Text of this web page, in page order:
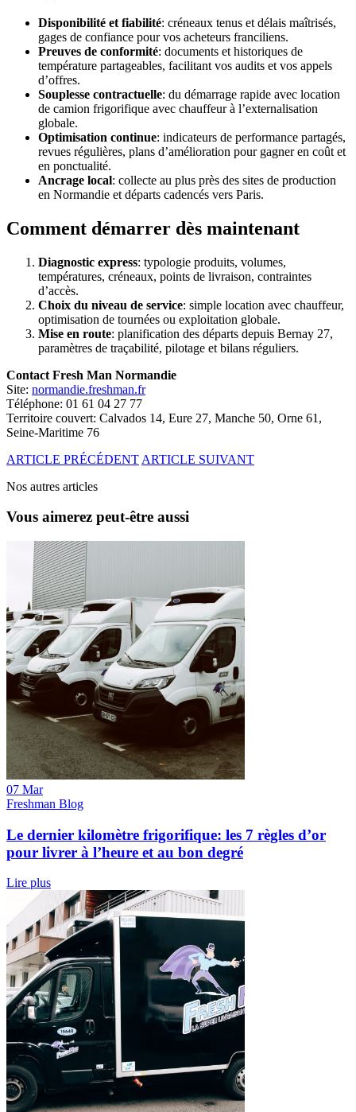
Disponibilité et fiabilité: créneaux tenus et délais maîtrisés,
gages de confiance pour vos acheteurs franciliens.
Preuves de conformité: documents et historiques de
température partageables, facilitant vos audits et vos appels
d’offres.
Souplesse contractuelle: du démarrage rapide avec location
de camion frigorifique avec chauffeur à l’externalisation
globale.
Optimisation continue: indicateurs de performance partagés,
revues régulières, plans d’amélioration pour gagner en coût et
en ponctualité.
Ancrage local: collecte au plus près des sites de production
en Normandie et départs cadencés vers Paris.
Comment démarrer dès maintenant
Diagnostic express: typologie produits, volumes,
températures, créneaux, points de livraison, contraintes
d’accès.
Choix du niveau de service: simple location avec chauffeur,
optimisation de tournées ou exploitation globale.
Mise en route: planification des départs depuis Bernay 27,
paramètres de traçabilité, pilotage et bilans réguliers.
Contact Fresh Man Normandie
Site: normandie.freshman.fr
Téléphone: 01 61 04 27 77
Territoire couvert: Calvados 14, Eure 27, Manche 50, Orne 61,
Seine-Maritime 76
ARTICLE PRÉCÉDENT ARTICLE SUIVANT
Nos autres articles
Vous aimerez peut-être aussi
07 Mar
Freshman Blog
Le dernier kilomètre frigorifique: les 7 règles d’or
pour livrer à l’heure et au bon degré
Lire plus